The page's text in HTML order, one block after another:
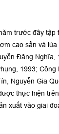
trước đây tập
cao sản và
Đăng Nghĩa,
1993; Công
Nguyễn Gia
thực hiện
xuất vào giai